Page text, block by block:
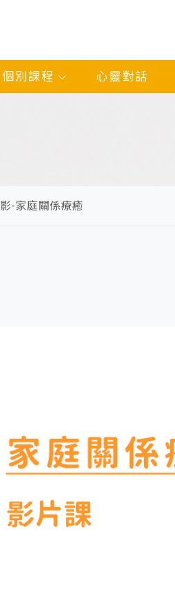
個別課程 心靈對話
影-家庭關係療癒